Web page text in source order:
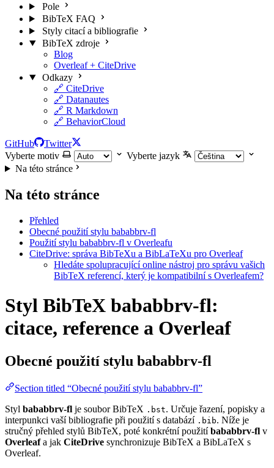
Pole
BibTeX FAQ
Styly citací a bibliografie
BibTeX zdroje
Blog
Overleaf + CiteDrive
Odkazy
🔗 CiteDrive
🔗 Datanautes
🔗 R Markdown
🔗 BehaviorCloud
GitHub
Twitter
Vyberte motiv
Vyberte jazyk
Na této stránce
Na této stránce
Přehled
Obecné použití stylu bababbrv-fl
Použití stylu bababbrv-fl v Overleafu
CiteDrive: správa BibTeXu a BibLaTeXu pro Overleaf
Hledáte spolupracující online nástroj pro správu vašich
BibTeX referencí, který je kompatibilní s Overleafem?
Styl BibTeX bababbrv-fl:
citace, reference a Overleaf
Obecné použití stylu bababbrv-fl
Section titled “Obecné použití stylu bababbrv-fl”
Styl bababbrv-fl je soubor BibTeX .bst. Určuje řazení, popisky a
interpunkci vaší bibliografie při použití s databází .bib. Níže je
stručný přehled stylů BibTeX, poté konkrétní použitíbababbrv-fl v
Overleafa jak CiteDrive synchronizuje BibTeX a BibLaTeX s
Overleaf.